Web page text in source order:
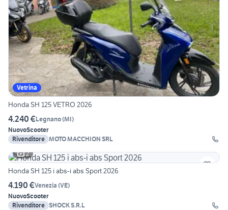
Vetrina
Honda SH 125 VETRO 2026
4.240 €Legnano(MI)
NuovoScooter
Rivenditore MOTO MACCHION SRL
2
Honda SH 125 i abs-i abs Sport 2026
4.190 €Venezia (VE)
NuovoScooter
Rivenditore SHOCK S.R.L